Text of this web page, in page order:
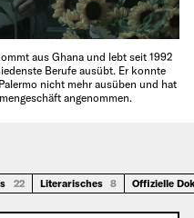
aus Ghana und lebt seit 1992
Berufe ausübt. Er konnte
nicht mehr ausüben und hat
angenommen.
22 Literarisches 8 Offizielle